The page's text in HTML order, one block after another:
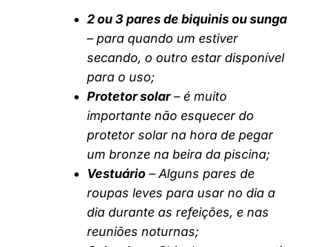
2 ou 3 pares de biquinis ou sunga
– para quando um estiver
secando, o outro estar disponível
para o uso;
Protetor solar– é muito
importante não esquecer do
protetor solar na hora de pegar
um bronze na beira da piscina;
Vestuário – Alguns pares de
roupas leves para usar no dia a
dia durante as refeições, e nas
reuniões noturnas;